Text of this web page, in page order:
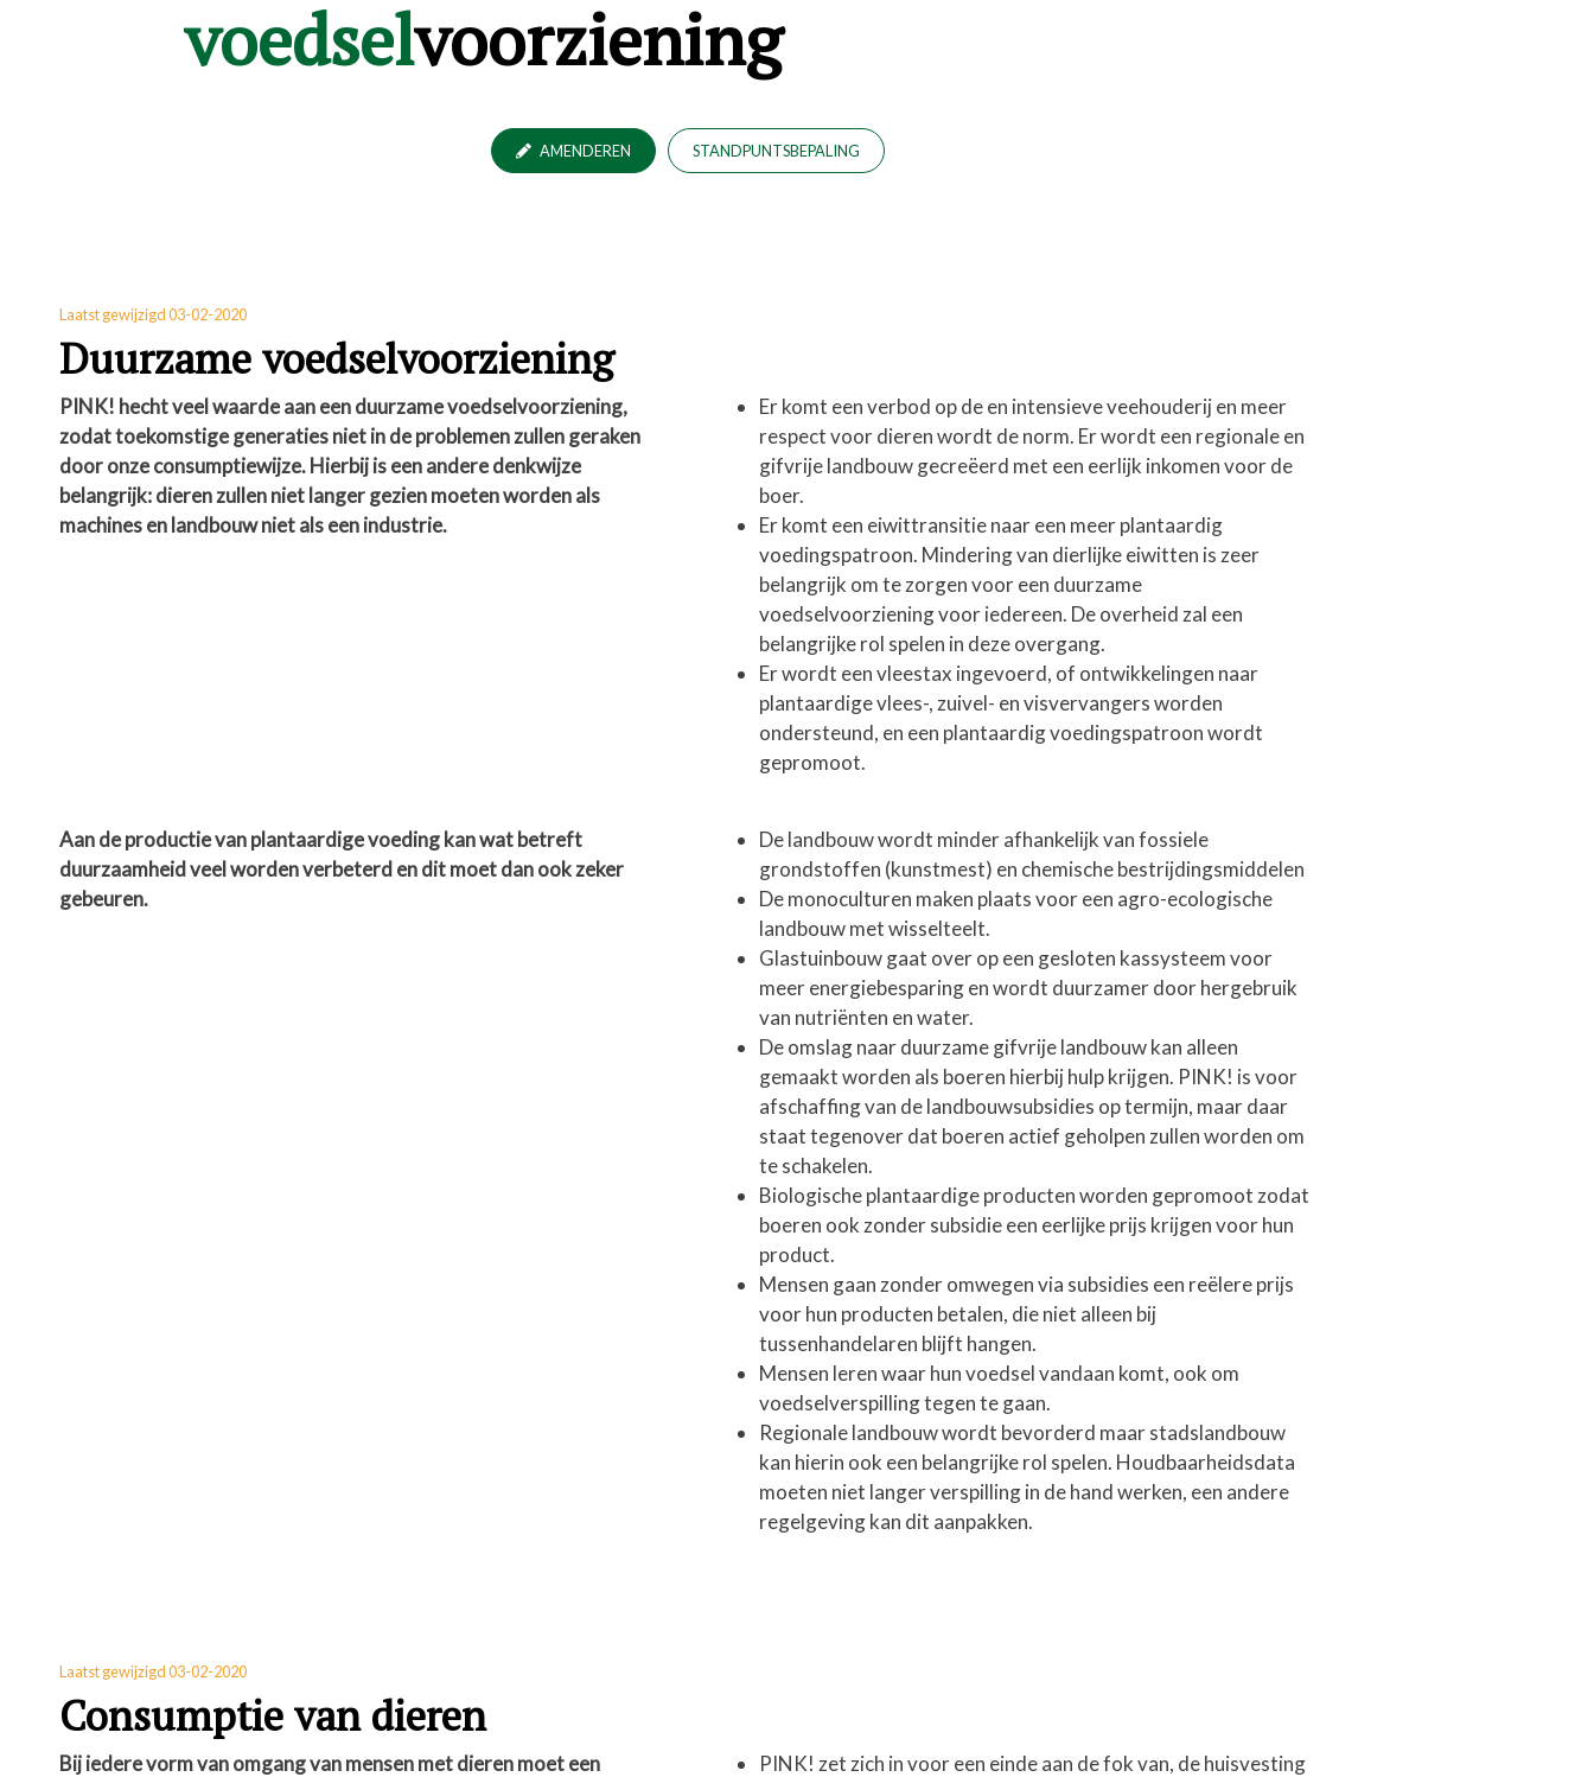
voedselvoorziening
AMENDEREN STANDPUNTSBEPALING
Laatst gewijzigd 03-02-2020
Duurzame voedselvoorziening
PINK! hecht veel waarde aan een duurzame voedselvoorziening,
zodat toekomstige generaties niet in de problemen zullen geraken
door onze consumptiewijze. Hierbij is een andere denkwijze
belangrijk: dieren zullen niet langer gezien moeten worden als
machines en landbouw niet als een industrie.
Er komt een verbod op de en intensieve veehouderij en meer
respect voor dieren wordt de norm. Er wordt een regionale en
gifvrije landbouw gecreëerd met een eerlijk inkomen voor de
boer.
Er komt een eiwittransitie naar een meer plantaardig
voedingspatroon. Mindering van dierlijke eiwitten is zeer
belangrijk om te zorgen voor een duurzame
voedselvoorziening voor iedereen. De overheid zal een
belangrijke rol spelen in deze overgang.
Er wordt een vleestax ingevoerd, of ontwikkelingen naar
plantaardige vlees-, zuivel- en visvervangers worden
ondersteund, en een plantaardig voedingspatroon wordt
gepromoot.
Aan de productie van plantaardige voeding kan wat betreft
duurzaamheid veel worden verbeterd en dit moet dan ook zeker
gebeuren.
De landbouw wordt minder afhankelijk van fossiele
grondstoffen (kunstmest) en chemische bestrijdingsmiddelen
De monoculturen maken plaats voor een agro-ecologische
landbouw met wisselteelt.
Glastuinbouw gaat over op een gesloten kassysteem voor
meer energiebesparing en wordt duurzamer door hergebruik
van nutriënten en water.
De omslag naar duurzame gifvrije landbouw kan alleen
gemaakt worden als boeren hierbij hulp krijgen. PINK! is voor
afschaffing van de landbouwsubsidies op termijn, maar daar
staat tegenover dat boeren actief geholpen zullen worden om
te schakelen.
Biologische plantaardige producten worden gepromoot zodat
boeren ook zonder subsidie een eerlijke prijs krijgen voor hun
product.
Mensen gaan zonder omwegen via subsidies een reëlere prijs
voor hun producten betalen, die niet alleen bij
tussenhandelaren blijft hangen.
Mensen leren waar hun voedsel vandaan komt, ook om
voedselverspilling tegen te gaan.
Regionale landbouw wordt bevorderd maar stadslandbouw
kan hierin ook een belangrijke rol spelen. Houdbaarheidsdata
moeten niet langer verspilling in de hand werken, een andere
regelgeving kan dit aanpakken.
Laatst gewijzigd 03-02-2020
Consumptie van dieren
Bij iedere vorm van omgang van mensen met dieren moet een
PINK! zet zich in voor een einde aan de fok van, de huisvesting